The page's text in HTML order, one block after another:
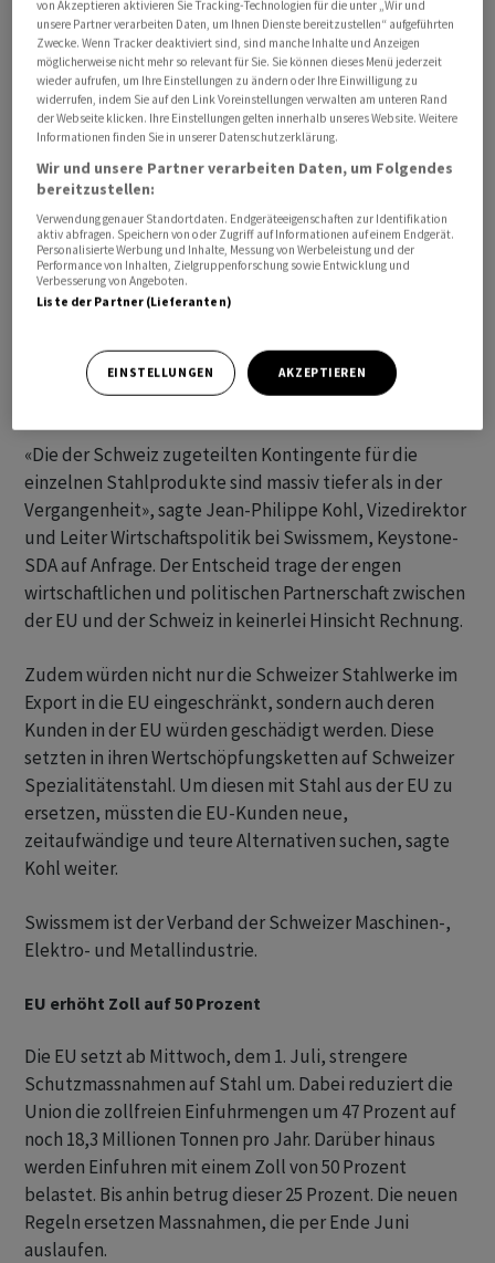
dar.
Swissmem enttäuscht
«Die der Schweiz zugeteilten Kontingente für die
einzelnen Stahlprodukte sind massiv tiefer als in der
Vergangenheit», sagte Jean-Philippe Kohl, Vizedirektor
und Leiter Wirtschaftspolitik bei Swissmem, Keystone-
SDA auf Anfrage. Der Entscheid trage der engen
wirtschaftlichen und politischen Partnerschaft zwischen
der EU und der Schweiz in keinerlei Hinsicht Rechnung.
Zudem würden nicht nur die Schweizer Stahlwerke im
Export in die EU eingeschränkt, sondern auch deren
Kunden in der EU würden geschädigt werden. Diese
setzten in ihren Wertschöpfungsketten auf Schweizer
Spezialitätenstahl. Um diesen mit Stahl aus der EU zu
ersetzen, müssten die EU-Kunden neue,
zeitaufwändige und teure Alternativen suchen, sagte
Kohl weiter.
Swissmem ist der Verband der Schweizer Maschinen-,
Elektro- und Metallindustrie.
EU erhöht Zoll auf 50 Prozent
Die EU setzt ab Mittwoch, dem 1. Juli, strengere
Schutzmassnahmen auf Stahl um. Dabei reduziert die
Union die zollfreien Einfuhrmengen um 47 Prozent auf
noch 18,3 Millionen Tonnen pro Jahr. Darüber hinaus
werden Einfuhren mit einem Zoll von 50 Prozent
belastet. Bis anhin betrug dieser 25 Prozent. Die neuen
Regeln ersetzen Massnahmen, die per Ende Juni
auslaufen.
von Akzeptieren aktivieren Sie Tracking-Technologien für die unter „Wir und
unsere Partner verarbeiten Daten, um Ihnen Dienste bereitzustellen“ aufgeführten
Zwecke. Wenn Tracker deaktiviert sind, sind manche Inhalte und Anzeigen
möglicherweise nicht mehr so relevant für Sie. Sie können dieses Menü jederzeit
wieder aufrufen, um Ihre Einstellungen zu ändern oder Ihre Einwilligung zu
widerrufen, indem Sie auf den Link Voreinstellungen verwalten am unteren Rand
der Webseite klicken. Ihre Einstellungen gelten innerhalb unseres Website. Weitere
Informationen finden Sie in unserer Datenschutzerklärung.
Wir und unsere Partner verarbeiten Daten, um Folgendes
bereitzustellen:
Verwendung genauer Standortdaten. Endgeräteeigenschaften zur Identifikation
aktiv abfragen. Speichern von oder Zugriff auf Informationen auf einem Endgerät.
Personalisierte Werbung und Inhalte, Messung von Werbeleistung und der
Performance von Inhalten, Zielgruppenforschung sowie Entwicklung und
Verbesserung von Angeboten.
Liste der Partner (Lieferanten)
EINSTELLUNGEN AKZEPTIEREN